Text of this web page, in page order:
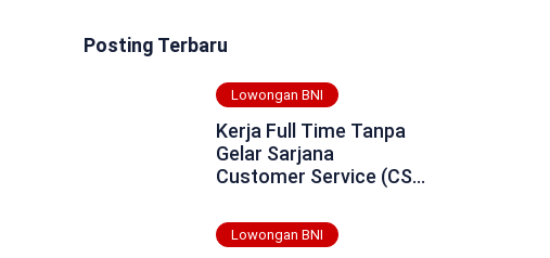
Posting Terbaru
Lowongan BNI
Kerja Full Time Tanpa
Gelar Sarjana
Customer Service (CS)
Merauke Tahun 2025
Lowongan BNI